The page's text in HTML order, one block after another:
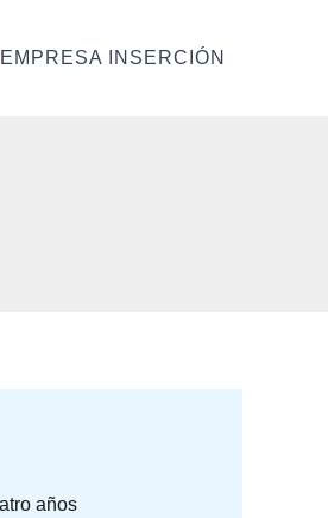
EMPRESA INSERCIÓN
años